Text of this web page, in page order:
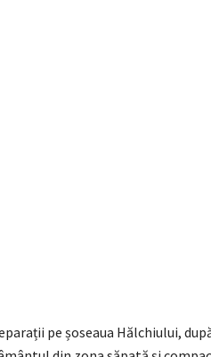
pe șoseaua Hălchiului,